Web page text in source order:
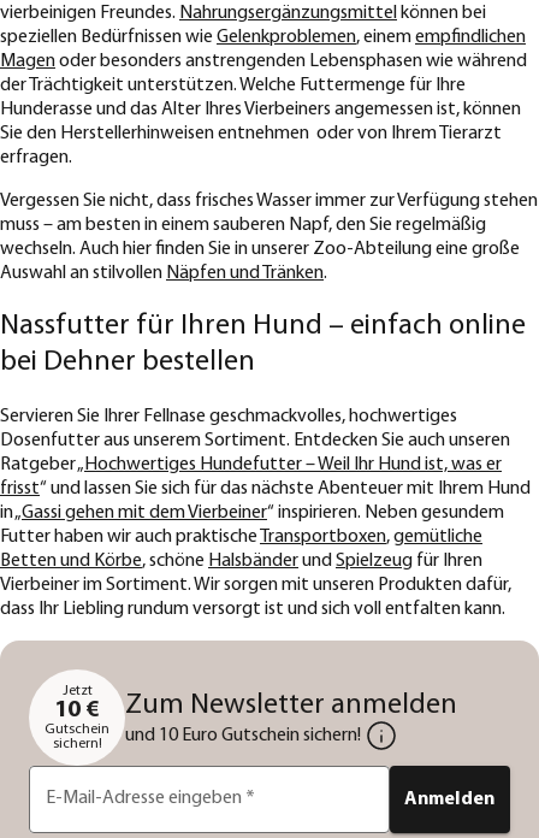
vierbeinigen Freundes. Nahrungsergänzungsmittel können bei
speziellen Bedürfnissen wie Gelenkproblemen, einemempfindlichen
Magenoder besonders anstrengenden Lebensphasen wie während
der Trächtigkeit unterstützen. Welche Futtermenge für Ihre
Hunderasse und das Alter Ihres Vierbeiners angemessen ist, können
Sie den Herstellerhinweisen entnehmen oder von Ihrem Tierarzt
erfragen.
Vergessen Sie nicht, dass frisches Wasser immer zur Verfügung stehen
muss – am besten in einem sauberen Napf, den Sie regelmäßig
wechseln. Auch hier finden Sie in unserer Zoo-Abteilung eine große
Auswahl an stilvollen Näpfen und Tränken.
Nassfutter für Ihren Hund – einfach online
bei Dehner bestellen
Servieren Sie Ihrer Fellnase geschmackvolles, hochwertiges
Dosenfutter aus unserem Sortiment. Entdecken Sie auch unseren
Ratgeber „Hochwertiges Hundefutter – Weil Ihr Hund ist, was er
frisst“ und lassen Sie sich für das nächste Abenteuer mit Ihrem Hund
in „Gassi gehen mit dem Vierbeiner“ inspirieren. Neben gesundem
Futter haben wir auch praktische Transportboxen,gemütliche
Betten und Körbe, schöne HalsbänderundSpielzeug für Ihren
Vierbeiner im Sortiment. Wir sorgen mit unseren Produkten dafür,
dass Ihr Liebling rundum versorgt ist und sich voll entfalten kann.
Jetzt
10 €
Gutschein
sichern!
Zum Newsletter anmelden
und 10 Euro Gutschein sichern!
E-Mail-Adresse eingeben * Anmelden